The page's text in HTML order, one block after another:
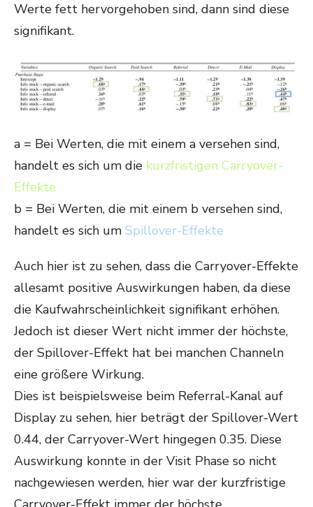
Werte fett hervorgehoben sind, dann sind diese
signifikant.
a = Bei Werten, die mit einem a versehen sind,
handelt es sich um die kurzfristigen Carryover-
Effekte
b = Bei Werten, die mit einem b versehen sind,
handelt es sich um Spillover-Effekte
Auch hier ist zu sehen, dass die Carryover-Effekte
allesamt positive Auswirkungen haben, da diese
die Kaufwahrscheinlichkeit signifikant erhöhen.
Jedoch ist dieser Wert nicht immer der höchste,
der Spillover-Effekt hat bei manchen Channeln
eine größere Wirkung.
Dies ist beispielsweise beim Referral-Kanal auf
Display zu sehen, hier beträgt der Spillover-Wert
0.44, der Carryover-Wert hingegen 0.35. Diese
Auswirkung konnte in der Visit Phase so nicht
nachgewiesen werden, hier war der kurzfristige